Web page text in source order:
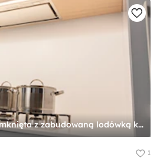
Oświetlenie - Mała zamknięta z zabudowaną lodówką kuchnia w kształcie litery l - zdjęcie od Häfele
1